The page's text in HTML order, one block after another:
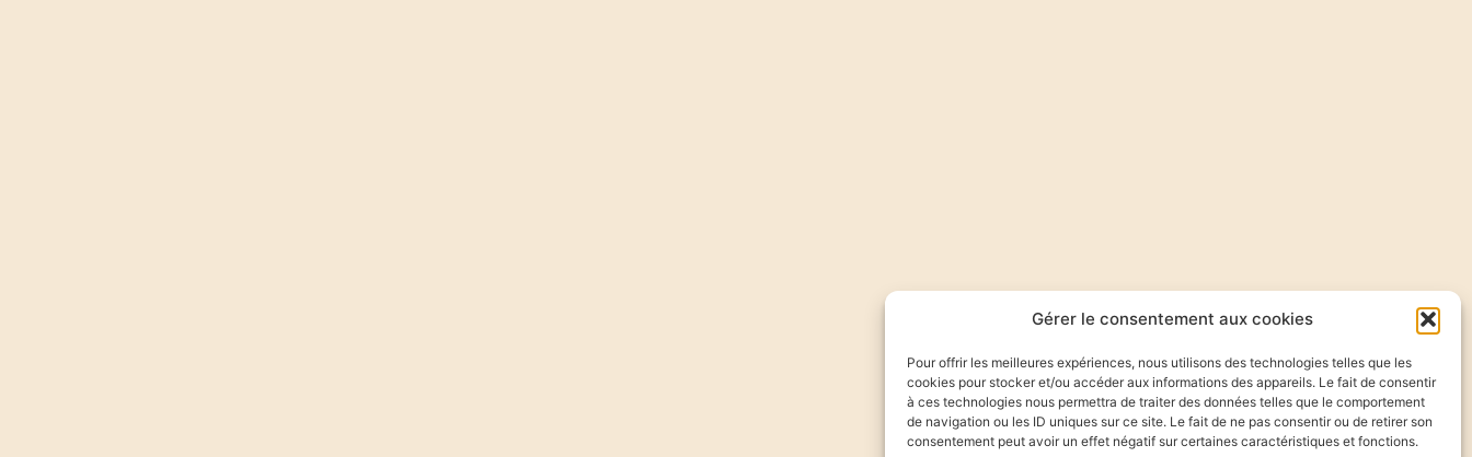
Gérer le consentement aux cookies
Pour offrir les meilleures expériences, nous utilisons des technologies telles que les
cookies pour stocker et/ou accéder aux informations des appareils. Le fait de consentir
à ces technologies nous permettra de traiter des données telles que le comportement
de navigation ou les ID uniques sur ce site. Le fait de ne pas consentir ou de retirer son
consentement peut avoir un effet négatif sur certaines caractéristiques et fonctions.